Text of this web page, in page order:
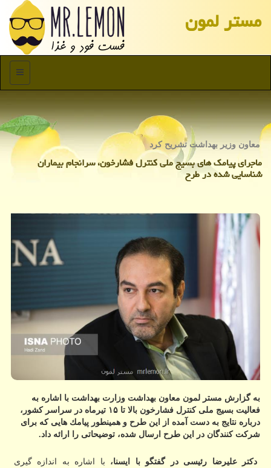
مستر لمون
منو
معاون وزیر بهداشت تشریح كرد
ماجرای پیامك های بسیج ملی كنترل فشارخون، سرانجام بیماران
شناسایی شده در طرح
به گزارش مستر لمون معاون بهداشت وزارت بهداشت با اشاره به
فعالیت بسیج ملی كنترل فشارخون بالا تا ۱۵ تیرماه در سراسر كشور،
درباره نتایج به دست آمده از این طرح و همینطور پیامك هایی كه برای
شركت كنندگان در این طرح ارسال شده، توضیحاتی را ارائه داد.
دكتر علیرضا رئیسی در گفتگو با ایسنا، با اشاره به اندازه گیری